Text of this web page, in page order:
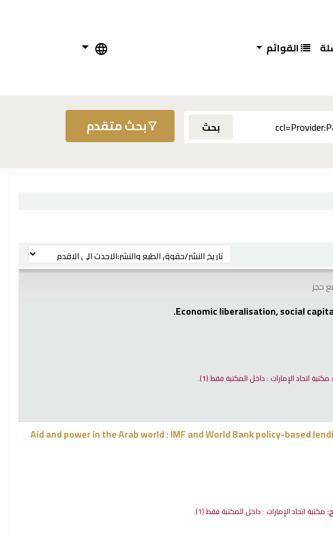
القوائم
بحث بحث متقدم
ترتيب بواسطة:
حجز
Economic liberalisation, social
مكتبة اتحاد الإمارات : داخل المكتبة فقط(1).
Aid and power in the Arab world : IMF and World Bank policy-based
مكتبة اتحاد الإمارات : داخل المكتبة فقط(1).